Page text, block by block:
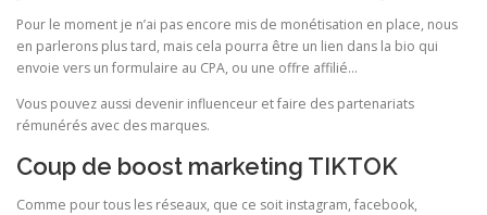
Pour le moment je n’ai pas encore mis de monétisation en place, nous
en parlerons plus tard, mais cela pourra être un lien dans la bio qui
envoie vers un formulaire au CPA, ou une offre affilié…
Vous pouvez aussi devenir influenceur et faire des partenariats
rémunérés avec des marques.
Coup de boost marketing TIKTOK
Comme pour tous les réseaux, que ce soit instagram, facebook,